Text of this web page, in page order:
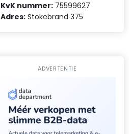
KvK nummer: 75599627
Adres: Stokebrand 375
ADVERTENTIE